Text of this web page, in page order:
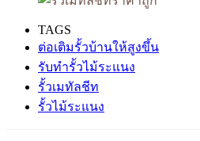
TAGS
ต่อเติมรั้วบ้านให้สูงขึ้น
รับทำรั้วไม้ระแนง
รั้วเมทัลชีท
รั้วไม้ระแนง